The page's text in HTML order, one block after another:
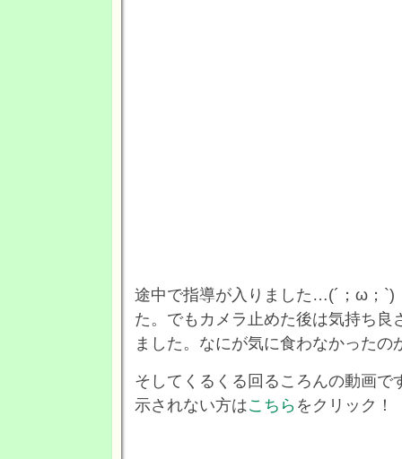
途中で指導が入りました…(´；ω；
た。でもカメラ止めた後は気持ち良
ました。なにが気に食わなかったの
そしてくるくる回るころんの動画で
示されない方はこちらをクリック！